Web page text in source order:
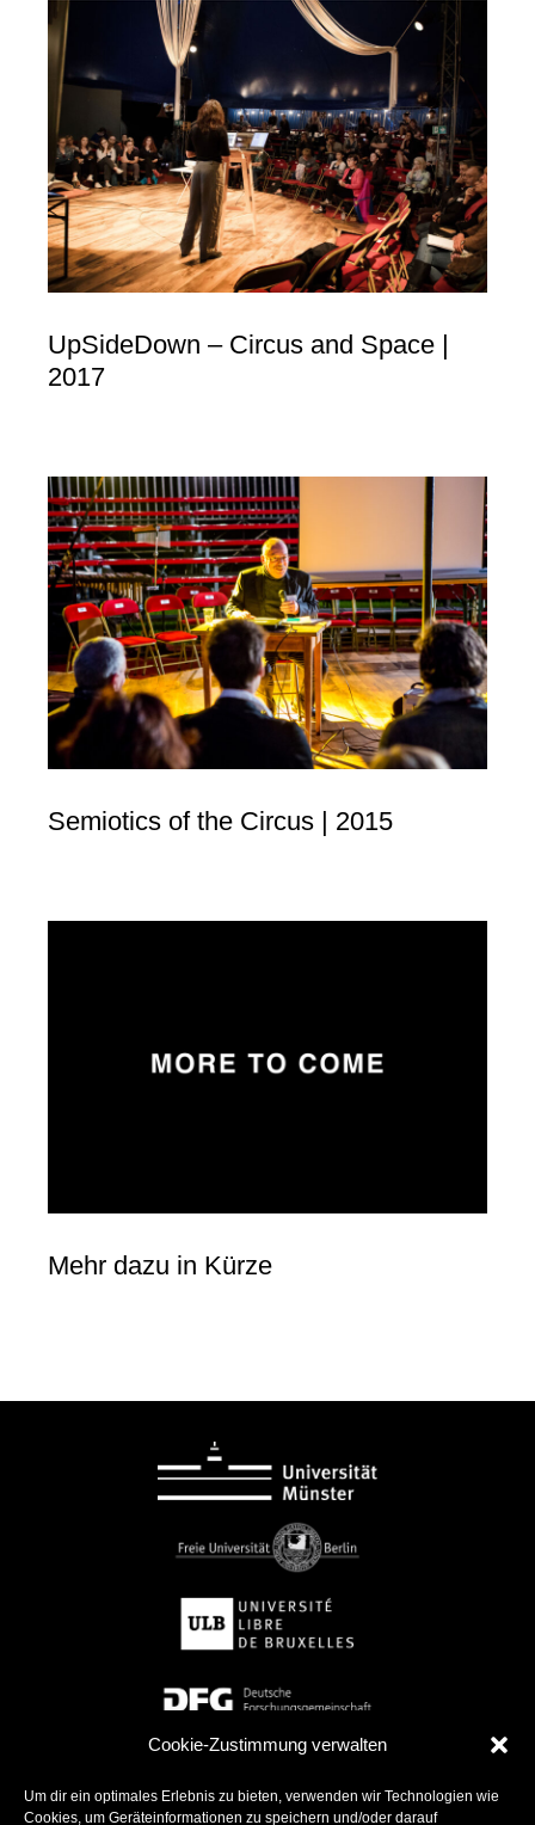
Cookie-Zustimmung verwalten
Um dir ein optimales Erlebnis zu bieten, verwenden wir Technologien wie
Cookies, um Geräteinformationen zu speichern und/oder darauf
UpSideDown – Circus and Space |
2017
Semiotics of the Circus | 2015
Mehr dazu in Kürze